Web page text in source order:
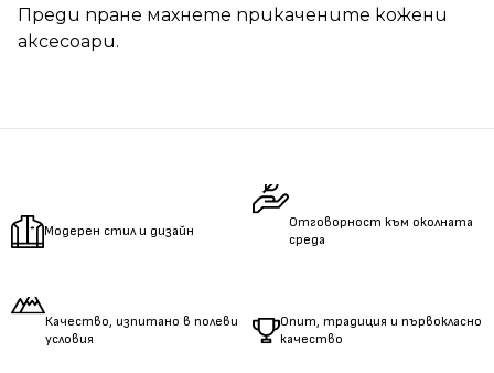
Преди пране махнете прикачените кожени
аксесоари.
Модерен стил и дизайн
Отговорност към околната
среда
Качество, изпитано в полеви
условия
Опит, традиция и първокласно
качество